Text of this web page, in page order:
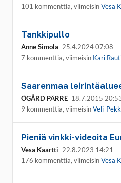
101 kommenttia, viimeisinVesa
Tankkipullo
Anne Simola 25.4.2024 07:08
7 kommenttia, viimeisin Kari
Saarenmaa
ÖGÅRD PÄRRE 18.7.2015
9 kommenttia, viimeisinVeli-
Pieniä vinkki-videoita
Vesa Kaartti 22.8.2023 14:21
176 kommenttia, viimeisinVesa